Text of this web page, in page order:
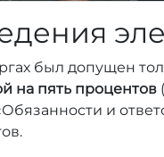
был допущен
на пять процентов
и